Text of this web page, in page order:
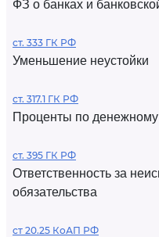
ФЗ о банках и
ст. 333 ГК РФ
Уменьшение неустойки
ст. 317.1 ГК РФ
Проценты по денежному
ст. 395 ГК РФ
Ответственность за
обязательства
ст 20.25 КоАП РФ